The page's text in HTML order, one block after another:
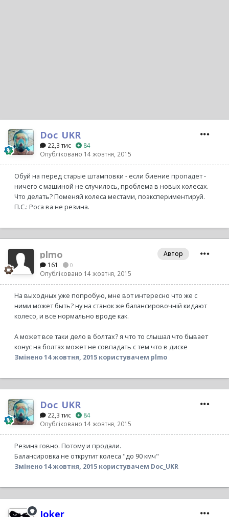
Doc_UKR
22,3 тис
84
Опубліковано 14 жовтня, 2015
Обуй на перед старые штамповки - если биение пропадет -
ничего с машиной не случилось, проблема в новых колесах.
Что делать? Поменяй колеса местами, поэкспериментируй.
П.С.: Роса ва не резина.
plmo
161 0
Опубліковано 14 жовтня, 2015
Автор
На выходных уже попробую, мне вот интересно что же с
ними может быть? ну на станок же балансировочній кидают
колесо, и все нормально вроде как.
А может все таки дело в болтах? я что то слышал что бывает
конус на болтах может не совпадать с тем что в диске
Змінено14 жовтня, 2015 користувачем plmo
Doc_UKR
22,3 тис
84
Опубліковано 14 жовтня, 2015
Резина говно. Потому и продали.
Балансировка не открутит колеса "до 90 кмч"
Змінено14 жовтня, 2015 користувачем Doc_UKR
Joker